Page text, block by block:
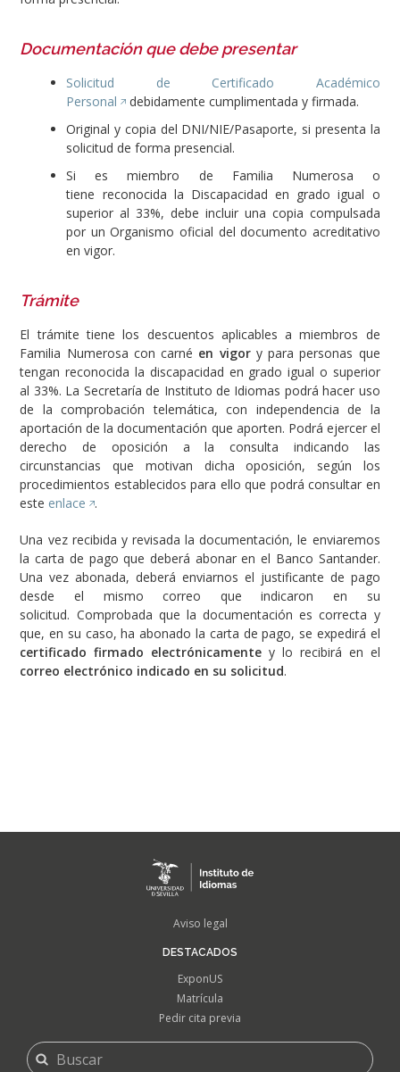
Documentación que debe presentar
Solicitud de Certificado Académico
Personal
debidamente cumplimentada y firmada.
Original y copia del DNI/NIE/Pasaporte, si presenta la
solicitud de forma presencial.
Si es miembro de Familia Numerosa o
tiene reconocida la Discapacidad en grado igual o
superior al 33%, debe incluir una copia compulsada
por un Organismo oficial del documento acreditativo
en vigor.
Trámite
El trámite tiene los descuentos aplicables a miembros de
Familia Numerosa con carné en vigor y para personas que
tengan reconocida la discapacidad en grado igual o superior
al 33%. La Secretaría de Instituto de Idiomas podrá hacer uso
de la comprobación telemática, con independencia de la
aportación de la documentación que aporten. Podrá ejercer el
derecho de oposición a la consulta indicando las
circunstancias que motivan dicha oposición, según los
procedimientos establecidos para ello que podrá consultar en
este enlace .
Una vez recibida y revisada la documentación, le enviaremos
la carta de pago que deberá abonar en el Banco Santander.
Una vez abonada, deberá enviarnos el justificante de pago
desde el mismo correo que indicaron en su
solicitud. Comprobada que la documentación es correcta y
que, en su caso, ha abonado la carta de pago, se expedirá el
certificado firmado electrónicamente y lo recibirá en el
correo electrónico indicado en su solicitud.
Aviso legal
DESTACADOS
ExponUS
Matrícula
Pedir cita previa
FORMULARIO
DE
Buscar